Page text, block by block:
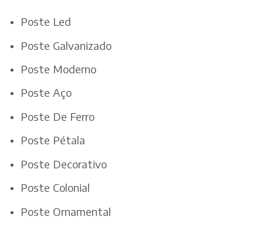
Poste Led
Poste Galvanizado
Poste Moderno
Poste Aço
Poste De Ferro
Poste Pétala
Poste Decorativo
Poste Colonial
Poste Ornamental